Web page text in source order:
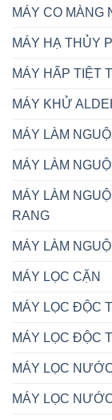
MÁY CO MÀNG
MÁY HẠ THỦY
MÁY HẤP TIỆT
MÁY KHỬ
MÁY LÀM
MÁY LÀM
MÁY LÀM
RANG
MÁY LÀM
MÁY LỌC CẶN
MÁY LỌC ĐỘC
MÁY LỌC ĐỘC
MÁY LỌC
MÁY LỌC